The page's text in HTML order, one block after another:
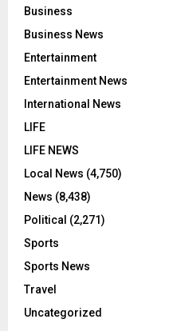
Business
Business News
Entertainment
Entertainment News
International News
LIFE
LIFE NEWS
Local News (4,750)
News (8,438)
Political (2,271)
Sports
Sports News
Travel
Uncategorized